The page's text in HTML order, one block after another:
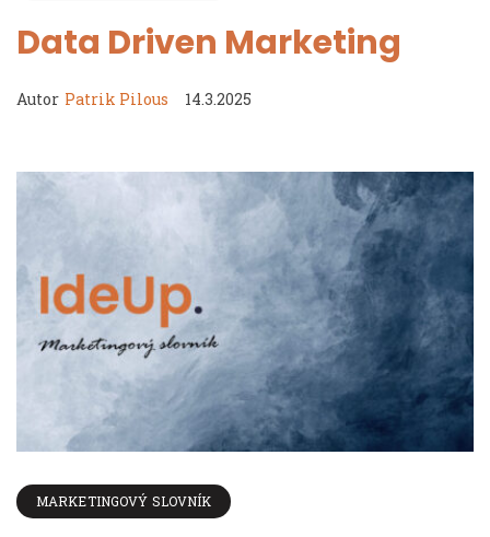
Data Driven Marketing
Autor Patrik Pilous 14.3.2025
MARKETINGOVÝ SLOVNÍK